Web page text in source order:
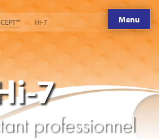
Menu
Hi-7
7
professionnel